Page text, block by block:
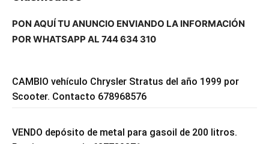
PON AQUÍ TU ANUNCIO ENVIANDO LA INFORMACIÓN
POR WHATSAPP AL 744 634 310
CAMBIO vehículo Chrysler Stratus del año 1999 por
Scooter. Contacto 678968576
VENDO depósito de metal para gasoil de 200 litros.